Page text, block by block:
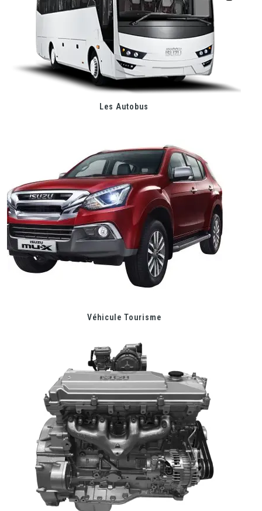
Les Autobus
Véhicule Tourisme